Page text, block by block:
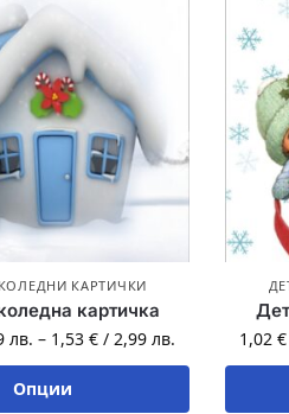
КАРТИЧКИ
картичка
лв. – 1,53€ /2,99лв.
Опции
1,02€